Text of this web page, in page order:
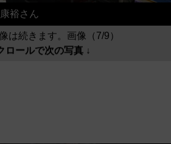
裕さん
は続きます。画像（7/9）
ロールで次の写真 ↓